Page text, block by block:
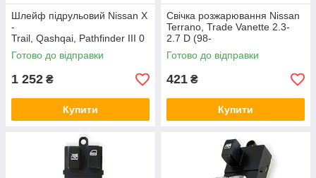
Шлейф підрульовий Nissan X
-
Trail, Qashqai, Pathfinder III 0
4- (NTY)
Готово до відправки
1 252 ₴
Купити
Свічка розжарювання Nissan
Terrano, Trade Vanette 2.3-
2.7 D (98-
02) (ET.1 ECO by Denso)
Готово до відправки
421 ₴
Купити